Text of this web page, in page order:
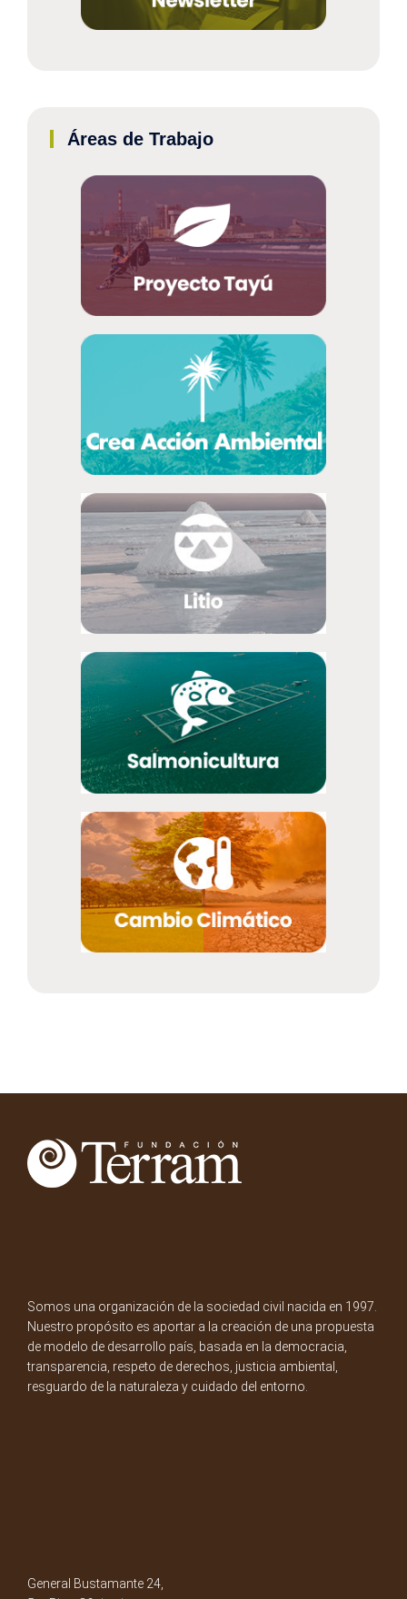
Áreas de Trabajo
Somos una organización de la sociedad civil nacida en 1997.
Nuestro propósito es aportar a la creación de una propuesta
de modelo de desarrollo país, basada en la democracia,
transparencia, respeto de derechos, justicia ambiental,
resguardo de la naturaleza y cuidado del entorno.
General Bustamante 24,